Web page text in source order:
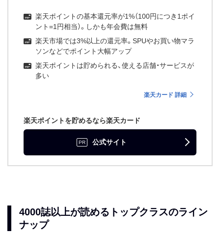
楽天ポイントの基本還元率が1%（100円につき1ポイ
ント=1円相当）。しかも年会費は無料
楽天市場では3%以上の還元率。SPUやお買い物マラ
ソンなどでポイント大幅アップ
楽天ポイントは貯められる、使える店舗・サービスが
多い
楽天カード 詳細
楽天ポイントを貯めるなら楽天カード
公式サイト
4000誌以上が読めるトップクラスのライン
ナップ